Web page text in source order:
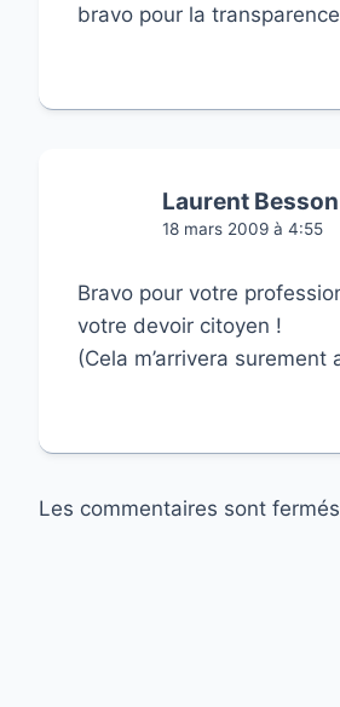
bravo pour la
Laurent Besson
18 mars 2009 à 4:55
Bravo pour votre
votre devoir citoyen !
(Cela m’arrivera
Les commentaires sont